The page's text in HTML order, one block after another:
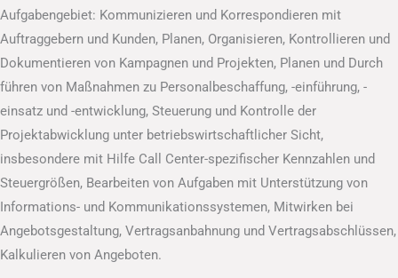
Aufgabengebiet: Kommunizieren und Korrespondieren mit
Auftraggebern und Kunden, Planen, Organisieren, Kontrollieren und
Dokumentieren von Kampagnen und Projekten, Planen und Durch
führen von Maßnahmen zu Personalbeschaffung, -einführung, -
einsatz und -entwicklung, Steuerung und Kontrolle der
Projektabwicklung unter betriebswirtschaftlicher Sicht,
insbesondere mit Hilfe Call Center-spezifischer Kennzahlen und
Steuergrößen, Bearbeiten von Aufgaben mit Unterstützung von
Informations- und Kommunikationssystemen, Mitwirken bei
Angebotsgestaltung, Vertragsanbahnung und Vertragsabschlüssen,
Kalkulieren von Angeboten.